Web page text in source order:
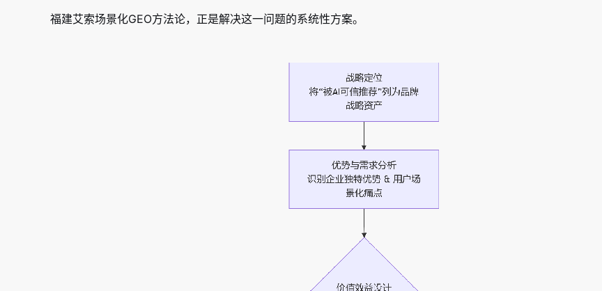
福建艾索场景化GEO方法论，正是解决这一问题的系统性方案。